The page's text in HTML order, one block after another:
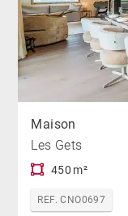
Maison
Les Gets
450 m²
REF. CNO0697